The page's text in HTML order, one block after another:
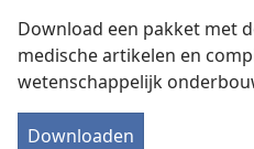
Download een pakket met
medische artikelen en
wetenschappelijk
Downloaden